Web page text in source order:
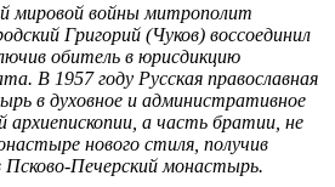
мировой войны митрополит
Григорий (Чуков) воссоединил
обитель в юрисдикцию
В 1957 году Русская православная
в духовное и административное
архиепископии, а часть братии, не
нового стиля, получив
Псково-Печерский монастырь.